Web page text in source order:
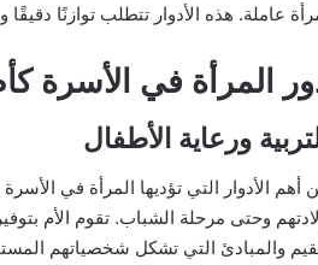
عاملة. هذه الأدوار تتطلب توازنًا
المرأة في الأسرة
ورعاية الأطفال
أهم الأدوار التي تؤديها المرأة في
وحتى مرحلة الشباب. تقوم الأم
والمبادئ التي تشكل شخصياتهم